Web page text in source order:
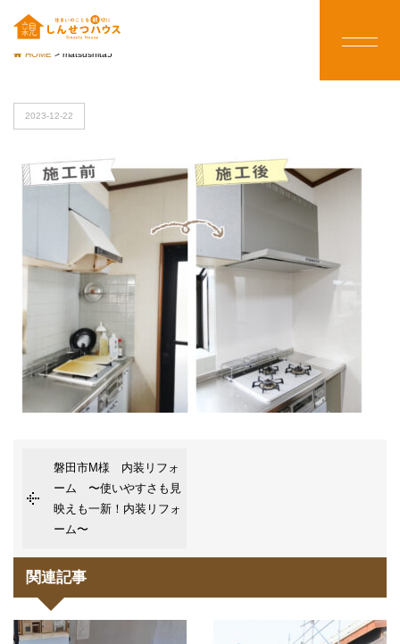
HOME > matsushita5
2023-12-22
磐田市M様 内装リフォ
ーム 〜使いやすさも見
映えも一新！内装リフォ
ーム〜
関連記事